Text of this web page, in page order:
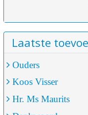
Laatste
Ouders
Koos Visser
Hr. Ms Maurits